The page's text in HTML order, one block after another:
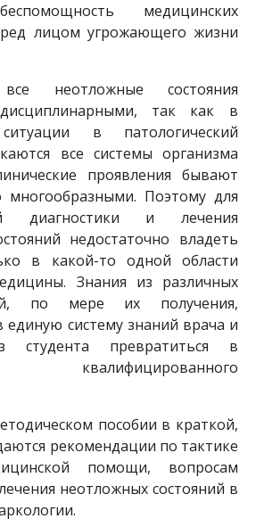
медицинских
лицом угрожающего жизни
все неотложные состояния
так как в
в патологический
все системы организма
проявления бывают
многообразными. Поэтому для
диагностики и лечения
недостаточно владеть
в какой-то одной области
Знания из различных
по мере их получения,
единую систему знаний врача и
студента превратиться в
квалифицированного
пособии в краткой,
рекомендации по тактике
помощи, вопросам
неотложных состояний в